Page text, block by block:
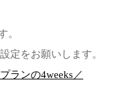
。
定をお願いします。
ランの4weeks／